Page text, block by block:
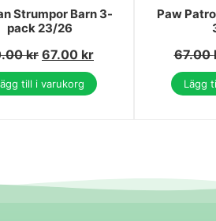
Strumpor Barn 3-
pack 23/26
kr 67.00 kr
till i varukorg
Paw
67.00
Lägg